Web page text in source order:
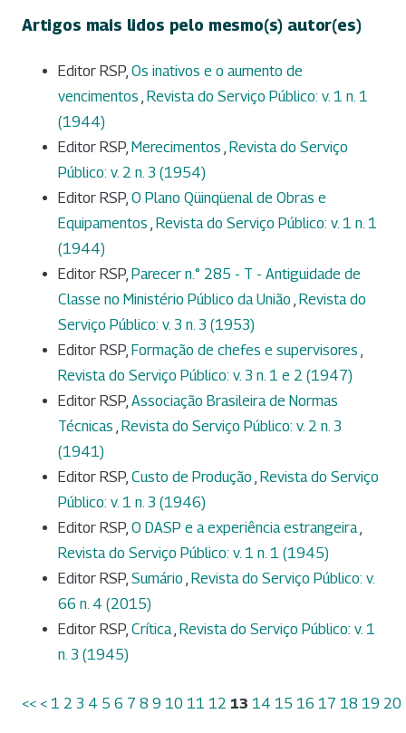
Artigos mais lidos pelo mesmo(s) autor(es)
Editor RSP, Os inativos e o aumento de
vencimentos , Revista do Serviço Público: v. 1 n. 1
(1944)
Editor RSP, Merecimentos , Revista do Serviço
Público: v. 2 n. 3 (1954)
Editor RSP, O Plano Qüinqüenal de Obras e
Equipamentos , Revista do Serviço Público: v. 1 n. 1
(1944)
Editor RSP, Parecer n.° 285 - T - Antiguidade de
Classe no Ministério Público da União , Revista do
Serviço Público: v. 3 n. 3 (1953)
Editor RSP, Formação de chefes e supervisores ,
Revista do Serviço Público: v. 3 n. 1 e 2 (1947)
Editor RSP, Associação Brasileira de Normas
Técnicas , Revista do Serviço Público: v. 2 n. 3
(1941)
Editor RSP, Custo de Produção , Revista do Serviço
Público: v. 1 n. 3 (1946)
Editor RSP, O DASP e a experiência estrangeira,
Revista do Serviço Público: v. 1 n. 1 (1945)
Editor RSP, Sumário , Revista do Serviço Público: v.
66 n. 4 (2015)
Editor RSP, Crítica, Revista do Serviço Público: v. 1
n. 3 (1945)
<< < 1 2 3 4 5 6 7 8 9 10 11 12 13 14 15 16 17 18 19 20